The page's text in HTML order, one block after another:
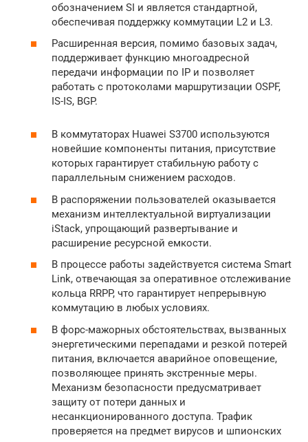
обозначением SI и является стандартной,
обеспечивая поддержку коммутации L2 и L3.
Расширенная версия, помимо базовых задач,
поддерживает функцию многоадресной
передачи информации по IP и позволяет
работать с протоколами маршрутизации OSPF,
IS-IS, BGP.
В коммутаторах Huawei S3700 используются
новейшие компоненты питания, присутствие
которых гарантирует стабильную работу с
параллельным снижением расходов.
В распоряжении пользователей оказывается
механизм интеллектуальной виртуализации
iStack, упрощающий развертывание и
расширение ресурсной емкости.
В процессе работы задействуется система Smart
Link, отвечающая за оперативное отслеживание
кольца RRPP, что гарантирует непрерывную
коммутацию в любых условиях.
В форс-мажорных обстоятельствах, вызванных
энергетическими перепадами и резкой потерей
питания, включается аварийное оповещение,
позволяющее принять экстренные меры.
Механизм безопасности предусматривает
защиту от потери данных и
несанкционированного доступа. Трафик
проверяется на предмет вирусов и шпионских